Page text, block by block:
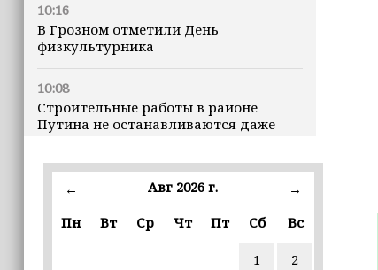
10:16
В Грозном отметили День
физкультурника
10:08
Строительные работы в районе
Путина не останавливаются даже
марта
← Авг 2026 г.
→
Пн
Вт Ср Чт Пт Сб Вс
1
2